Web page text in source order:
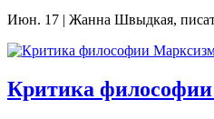
Июн. 17 | Жанна Швыдкая,
Критика